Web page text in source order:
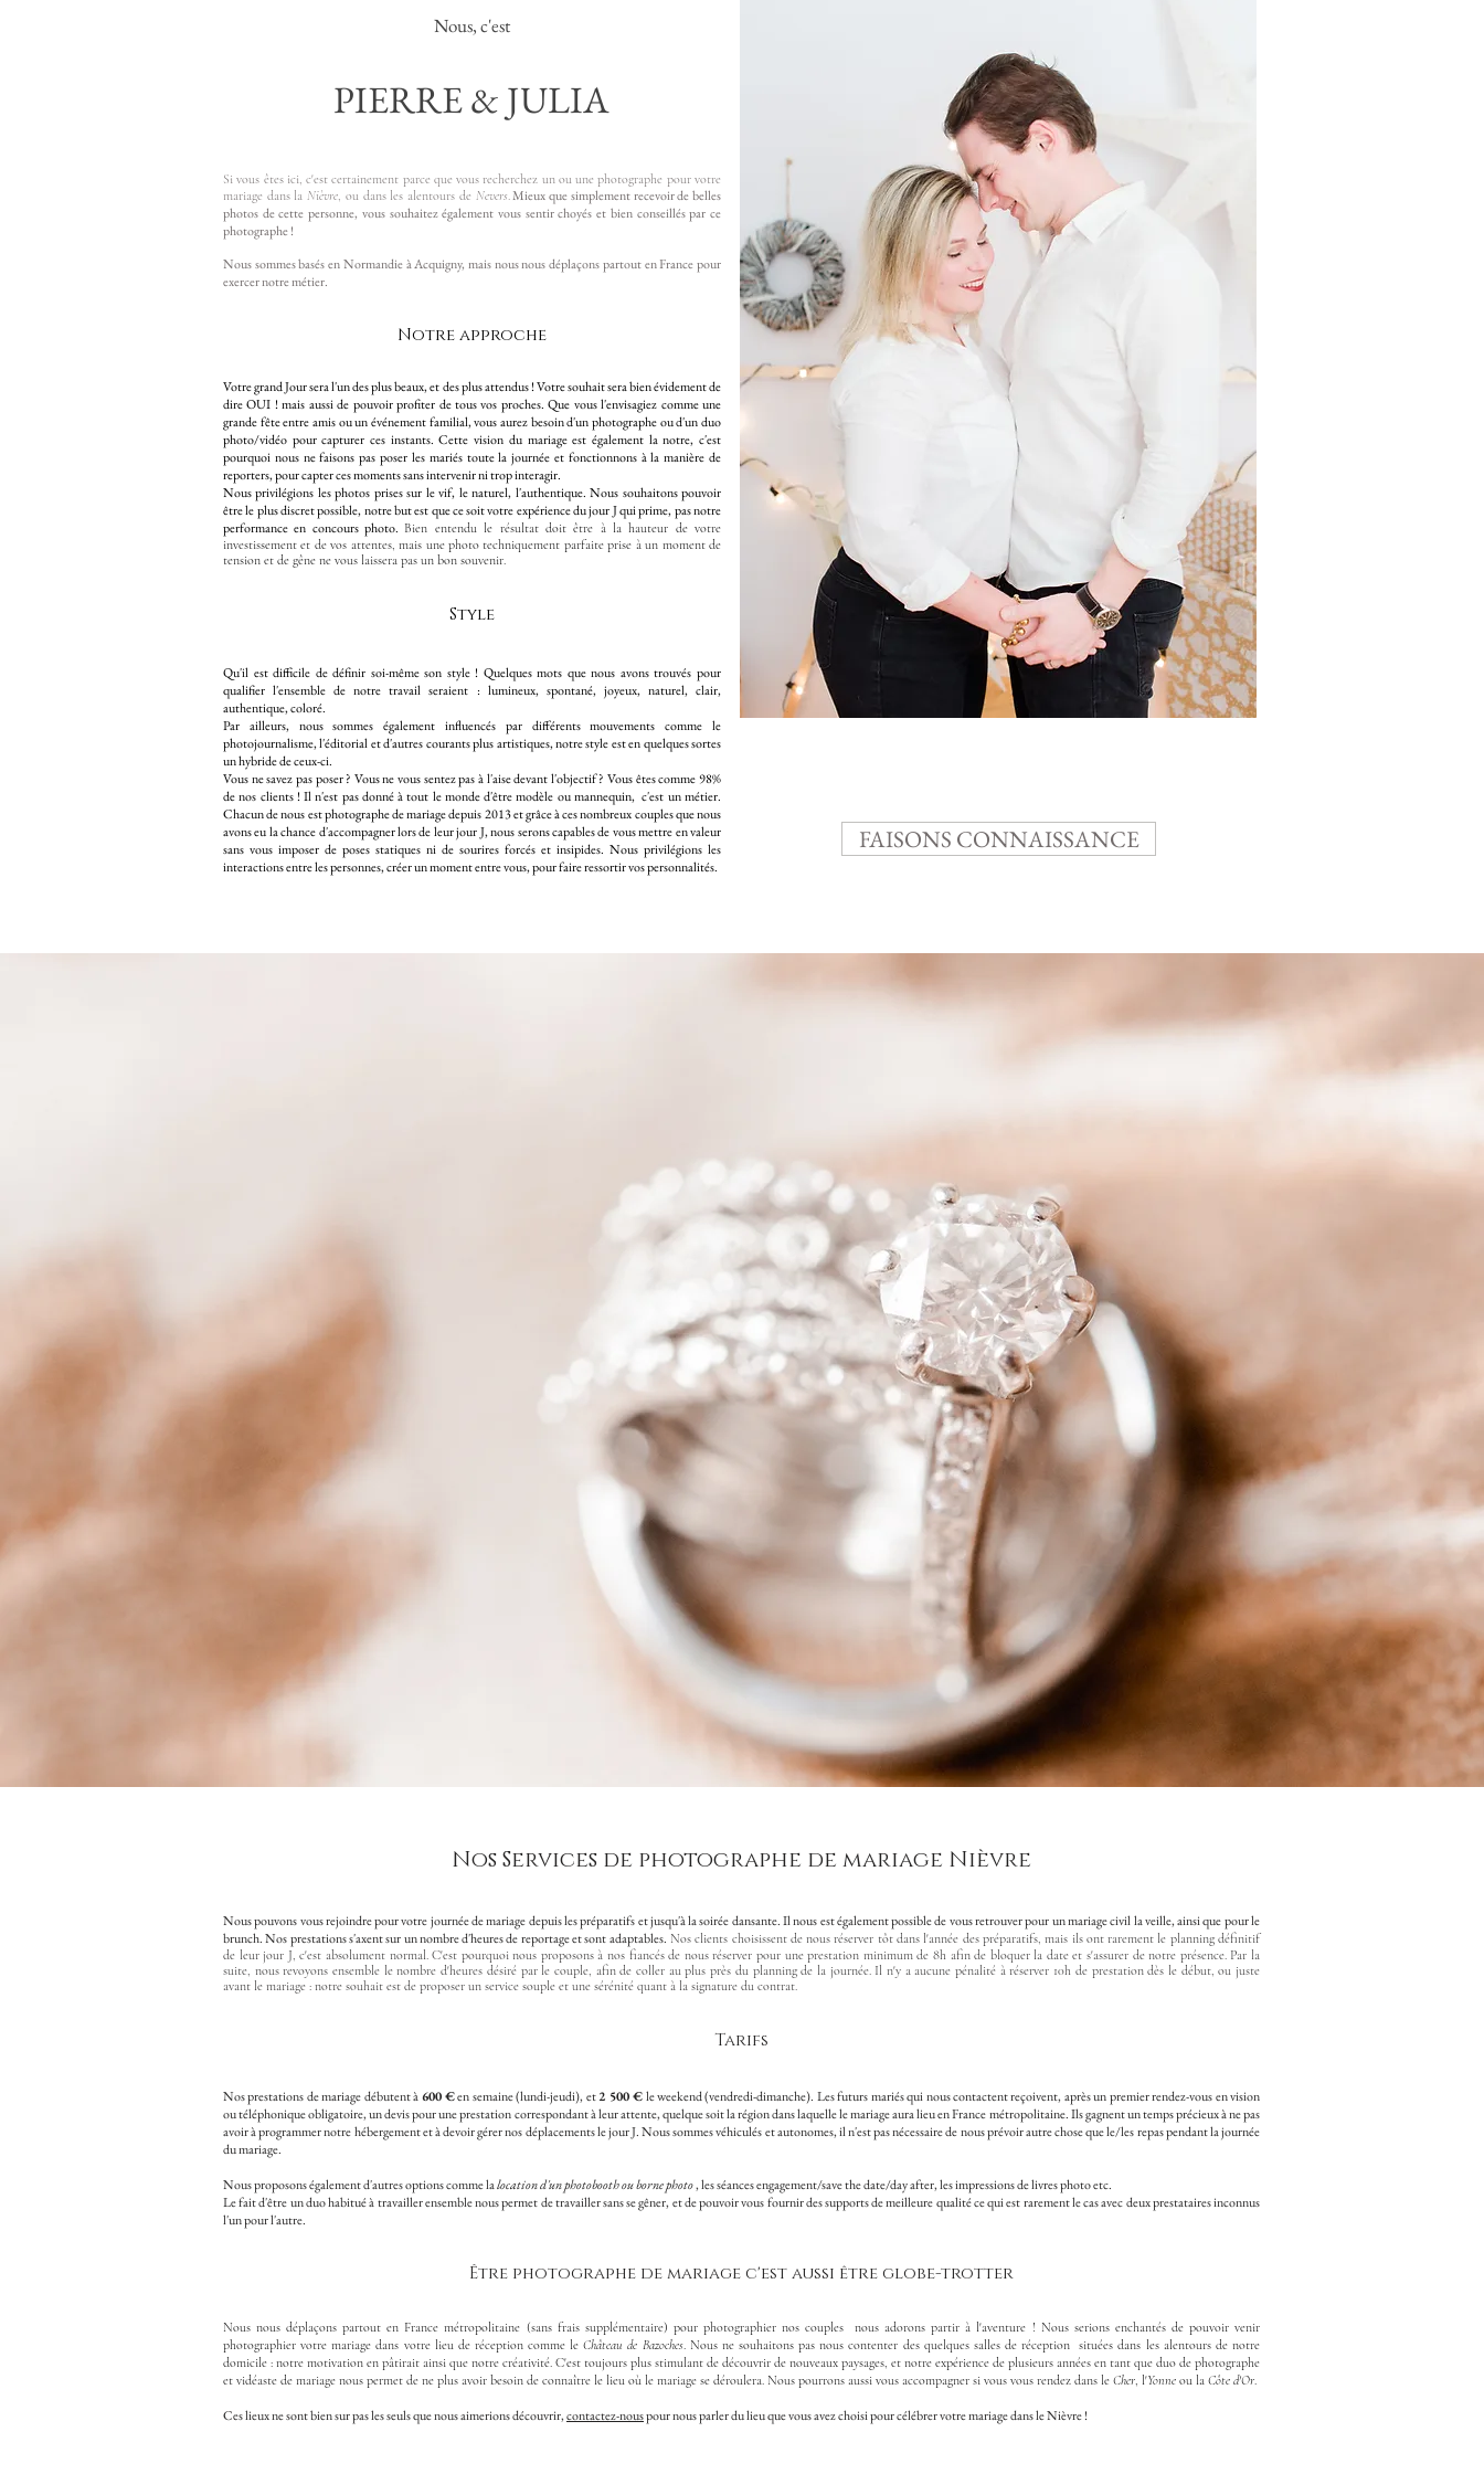
Nous, c'est
PIERRE & JULIA
Si vous êtes ici, c'est certainement parce que vous recherchez un ou une photographe pour votre
mariage dans laNièvre, ou dans les alentours de Nevers.Mieux que simplement recevoir de belles
photos de cette personne, vous souhaitez également vous sentir choyés et bien conseillés par ce
photographe !
Nous sommes basés en Normandie à Acquigny, mais nous nous déplaçons partout en France pour
exercer notre métier.
Notre approche
Votre grand Jour sera l'un des plus beaux, et des plus attendus ! Votre souhait sera bien évidement de
dire OUI ! mais aussi de pouvoir profiter de tous vos proches. Que vous l'envisagiez comme une
grande fête entre amis ou un événement familial, vous aurez besoin d'un photographe ou d'un duo
photo/vidéo pour capturer ces instants. Cette vision du mariage est également la notre, c'est
pourquoi nous ne faisons pas poser les mariés toute la journée et fonctionnons à la manière de
reporters, pour capter ces moments sans intervenir ni trop interagir.
Nous privilégions les photos prises sur le vif, le naturel, l'authentique. Nous souhaitons pouvoir
être le plus discret possible, notre but est que ce soit votre expérience du jour J qui prime, pas notre
performance en concours photo. Bien entendu le résultat doit être à la hauteur de votre
investissement et de vos attentes, mais une photo techniquement parfaite prise à un moment de
tension et de gêne ne vous laissera pas un bon souvenir.
Style
Qu'il est difficile de définir soi-même son style ! Quelques mots que nous avons trouvés pour
qualifier l'ensemble de notre travail seraient : lumineux, spontané, joyeux, naturel, clair,
authentique, coloré.
Par ailleurs, nous sommes également influencés par différents mouvements comme le
photojournalisme, l'éditorial et d'autres courants plus artistiques, notre style est en quelques sortes
un hybride de ceux-ci.
Vous ne savez pas poser ? Vous ne vous sentez pas à l'aise devant l'objectif ? Vous êtes comme 98%
de nos clients ! Il n'est pas donné à tout le monde d'être modèle ou mannequin, c'est un métier.
Chacun de nous est photographe de mariage depuis 2013 et grâce à ces nombreux couples que nous
avons eu la chance d'accompagner lors de leur jour J, nous serons capables de vous mettre en valeur
sans vous imposer de poses statiques ni de sourires forcés et insipides. Nous privilégions les
interactions entre les personnes, créer un moment entre vous, pour faire ressortir vos personnalités.
FAISONS CONNAISSANCE
Nos Services de photographe de mariage Nièvre
Nous pouvons vous rejoindre pour votre journée de mariage depuis les préparatifs et jusqu'à la soirée dansante. Il nous est également possible de vous retrouver pour un mariage civil la veille, ainsi que pour le
brunch. Nos prestations s'axent sur un nombre d'heures de reportage et sont adaptables. Nos clients choisissent de nous réserver tôt dans l'année des préparatifs, mais ils ont rarement le planning définitif
de leur jour J, c'est absolument normal. C'est pourquoi nous proposons à nos fiancés de nous réserver pour une prestation minimum de 8h afin de bloquer la date et s'assurer de notre présence. Par la
suite, nous revoyons ensemble le nombre d'heures désiré par le couple, afin de coller au plus près du planning de la journée. Il n'y a aucune pénalité à réserver 10h de prestation dès le début, ou juste
avant le mariage : notre souhait est de proposer un service souple et une sérénité quant à la signature du contrat.
Tarifs
Nos prestations de mariage débutent à600 €en semaine (lundi-jeudi), et2 500 €le weekend (vendredi-dimanche). Les futurs mariés qui nous contactent reçoivent, après un premier rendez-vous en vision
ou téléphonique obligatoire, un devis pour une prestation correspondant à leur attente, quelque soit la région dans laquelle le mariage aura lieu en France métropolitaine. Ils gagnent un temps précieux à ne pas
avoir à programmer notre hébergement et à devoir gérer nos déplacements le jour J. Nous sommes véhiculés et autonomes, il n'est pas nécessaire de nous prévoir autre chose que le/les repas pendant la journée
du mariage.
Nous proposons également d'autres options comme lalocation d'un photobooth ou borne photo, les séances engagement/save the date/day after, les impressions de livres photo etc.
Le fait d'être un duo habitué à travailler ensemble nous permet de travailler sans se gêner, et de pouvoir vous fournir des supports de meilleure qualité ce qui est rarement le cas avec deux prestataires inconnus
l'un pour l'autre.
Être photographe de mariage c'est aussi être globe-trotter
Nous nous déplaçons partout en France métropolitaine (sans frais supplémentaire) pour photographier nos couples nous adorons partir à l'aventure ! Nous serions enchantés de pouvoir venir
photographier votre mariage dans votre lieu de réception comme leChâteau de Bazoches. Nous ne souhaitons pas nous contenter des quelques salles de réception situées dans les alentours de notre
domicile : notre motivation en pâtirait ainsi que notre créativité. C'est toujours plus stimulant de découvrir de nouveaux paysages, et notre expérience de plusieurs années en tant que duo de photographe
et vidéaste de mariage nous permet de ne plus avoir besoin de connaître le lieu où le mariage se déroulera. Nous pourrons aussi vous accompagner si vous vous rendez dans le Cher, l'Yonne ou la Côte d'Or.
Ces lieux ne sont bien sur pas les seuls que nous aimerions découvrir,contactez-nouspour nous parler du lieu que vous avez choisi pour célébrer votre mariage dans le Nièvre !